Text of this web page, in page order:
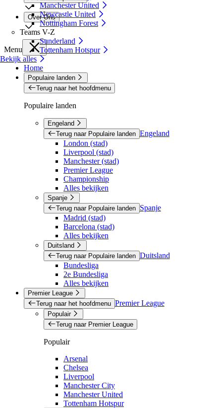
Manchester United
Newcastle United
Nottingham Forest
Teams V-Z
Sunderland
Tottenham Hotspur
Bekijk alles
Over Ons
Menu
Home
Populaire landen
Terug naar het hoofdmenu
Populaire landen
Engeland
Terug naar Populaire landen Engeland
London (stad)
Liverpool (stad)
Manchester (stad)
Premier League
Championship
Alles bekijken
Spanje
Terug naar Populaire landen
Spanje
Madrid (stad)
Barcelona (stad)
Alles bekijken
Duitsland
Terug naar Populaire landen Duitsland
Bundesliga
2e Bundesliga
Alles bekijken
Premier League
Terug naar het hoofdmenu Premier League
Populair
Terug naar Premier League
Populair
Arsenal
Chelsea
Liverpool
Manchester City
Manchester United
Tottenham Hotspur